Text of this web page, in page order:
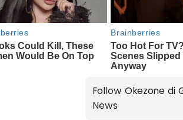
Follow Okezone di
News